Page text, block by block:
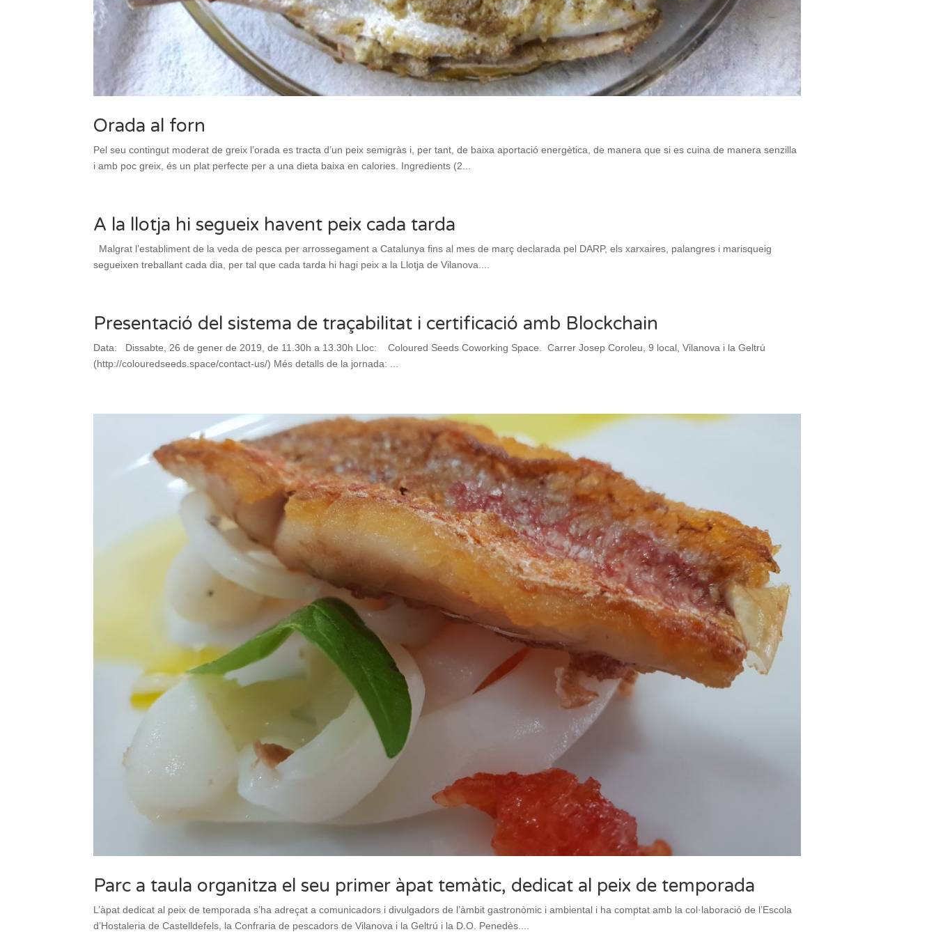
Orada al forn
Pel seu contingut moderat de greix l’orada es tracta d’un peix semigràs i, per tant, de baixa aportació energètica, de manera que si es cuina de manera senzilla
i amb poc greix, és un plat perfecte per a una dieta baixa en calories. Ingredients (2...
A la llotja hi segueix havent peix cada tarda
Malgrat l’establiment de la veda de pesca per arrossegament a Catalunya fins al mes de març declarada pel DARP, els xarxaires, palangres i marisqueig
segueixen treballant cada dia, per tal que cada tarda hi hagi peix a la Llotja de Vilanova....
Presentació del sistema de traçabilitat i certificació amb Blockchain
Data: Dissabte, 26 de gener de 2019, de 11.30h a 13.30h Lloc: Coloured Seeds Coworking Space. Carrer Josep Coroleu, 9 local, Vilanova i la Geltrú
(http://colouredseeds.space/contact-us/) Més detalls de la jornada: ...
Parc a taula organitza el seu primer àpat temàtic, dedicat al peix de temporada
L’àpat dedicat al peix de temporada s’ha adreçat a comunicadors i divulgadors de l’àmbit gastronòmic i ambiental i ha comptat amb la col·laboració de l’Escola
d’Hostaleria de Castelldefels, la Confraria de pescadors de Vilanova i la Geltrú i la D.O. Penedès....